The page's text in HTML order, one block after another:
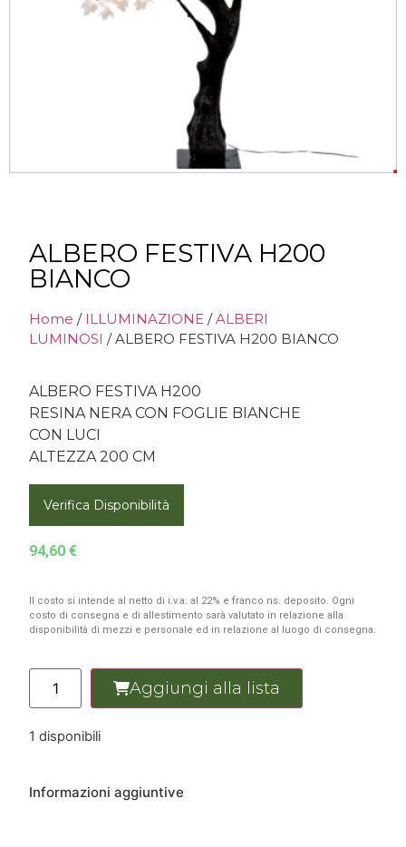
ALBERO FESTIVA H200
BIANCO
Home / ILLUMINAZIONE /ALBERI
LUMINOSI / ALBERO FESTIVA H200 BIANCO
ALBERO FESTIVA H200
RESINA NERA CON FOGLIE BIANCHE
CON LUCI
ALTEZZA 200 CM
Verifica Disponibilità
94,60 €
Il costo si intende al netto di i.v.a. al 22% e franco ns. deposito. Ogni
costo di consegna e di allestimento sarà valutato in relazione alla
disponibilità di mezzi e personale ed in relazione al luogo di consegna.
Aggiungi alla lista
1 disponibili
Informazioni aggiuntive